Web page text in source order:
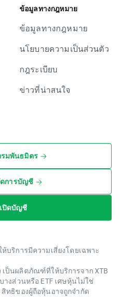
ข้อมูลทางกฎหมาย
ข้อมูลทางกฎหมาย
นโยบายความเป็นส่วนตัว
กฎระเบียบ
ข่าวที่น่าสนใจ
มพันธมิตร
การบัญชี
เปิดบัญชี
บริการมีความเสี่ยงโดยเฉพาะ
เป็นผลิตภัณฑ์ที่ให้บริการจาก XTB
งส่วนหรือ ETF เศษหุ้นไม่ใช่
ทธิของผู้ถือหุ้นอาจถูกจำกัด